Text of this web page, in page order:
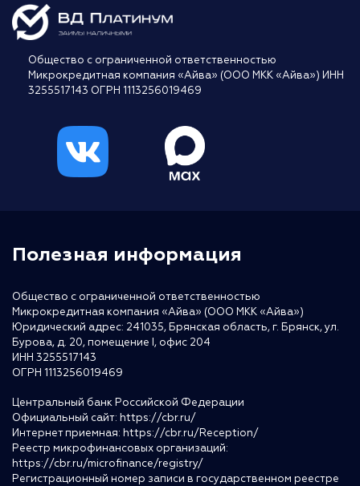
Общество с ограниченной ответственностью
Микрокредитная компания «Айва» (ООО МКК «Айва») ИНН
3255517143 ОГРН 1113256019469
Полезная информация
Общество с ограниченной ответственностью
Микрокредитная компания «Айва» (ООО МКК «Айва»)
Юридический адрес: 241035, Брянская область, г. Брянск, ул.
Бурова, д. 20, помещение I, офис 204
ИНН 3255517143
ОГРН 1113256019469
Центральный банк Российской Федерации
Официальный сайт: https://cbr.ru/
Интернет приемная: https://cbr.ru/Reception/
Реестр микрофинансовых организаций:
https://cbr.ru/microfinance/registry/
Регистрационный номер записи в государственном реестре